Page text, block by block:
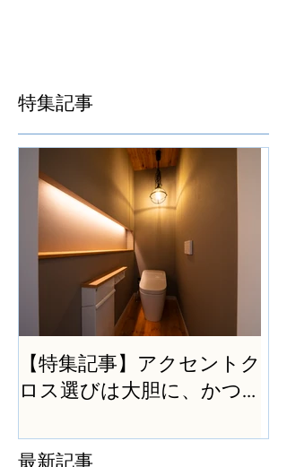
特集記事
【特集記事】アクセントク
ロス選びは大胆に、かつ
最新記事